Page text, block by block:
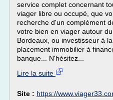
service complet concernant
viager libre ou occupé, que
recherche d'un complément
votre bien en viager autour
Bordeaux, ou investisseur à
placement immobilier à
banque... N'hésitez...
Lire la suite
Site : https://